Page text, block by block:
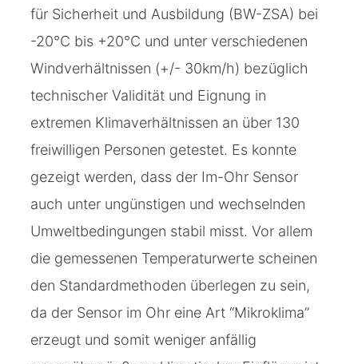
für Sicherheit und Ausbildung (BW-ZSA) bei
-20°C bis +20°C und unter verschiedenen
Windverhältnissen (+/- 30km/h) bezüglich
technischer Validität und Eignung in
extremen Klimaverhältnissen an über 130
freiwilligen Personen getestet. Es konnte
gezeigt werden, dass der Im-Ohr Sensor
auch unter ungünstigen und wechselnden
Umweltbedingungen stabil misst. Vor allem
die gemessenen Temperaturwerte scheinen
den Standardmethoden überlegen zu sein,
da der Sensor im Ohr eine Art “Mikroklima”
erzeugt und somit weniger anfällig